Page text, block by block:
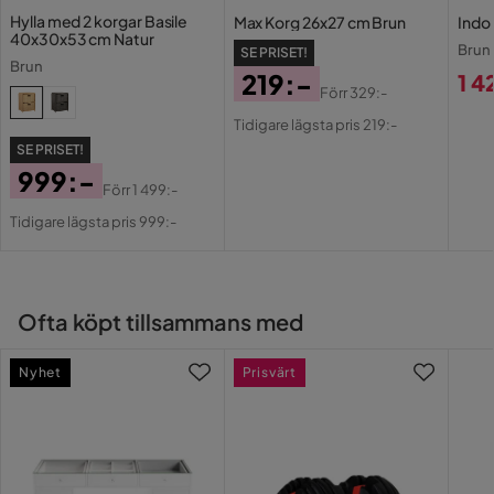
Serie
Hylla med 2 korgar Basile
40x30x53 cm Natur
Brun
SE PRISET!
Pris
999:-
Original
Förr1 499:-
Tidigare lägsta pris 999:-
Max Korg 26x27 cm Brun
SE PRISET!
Pris
219:-
Original
Förr329:-
Tidigare lägsta pris 219:-
Indo
Brun
1
Ofta köpt tillsammans med
Nyhet Prisvärt